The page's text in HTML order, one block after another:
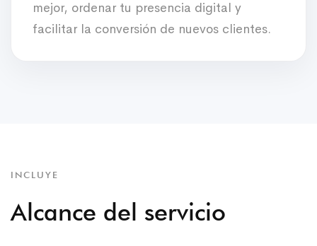
mejor, ordenar tu presencia digital y
facilitar la conversión de nuevos clientes.
INCLUYE
Alcance del servicio